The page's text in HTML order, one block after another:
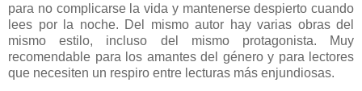
para no complicarse la vida y mantenerse despierto cuando
lees por la noche. Del mismo autor hay varias obras del
mismo estilo, incluso del mismo protagonista. Muy
recomendable para los amantes del género y para lectores
que necesiten un respiro entre lecturas más enjundiosas.